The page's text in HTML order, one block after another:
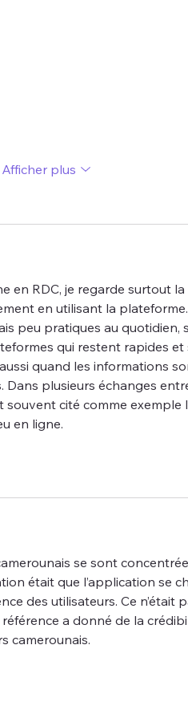
Afficher plus
en RDC, je regarde surtout
en utilisant la
peu pratiques au quotidien,
qui restent rapides et
quand les informations
plusieurs échanges
souvent cité comme exemple
en ligne.
se sont
était que l’application se
des utilisateurs. Ce n’était
a donné de la
camerounais.